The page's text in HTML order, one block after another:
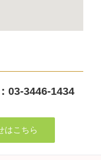
03-3446-1434
はこちら